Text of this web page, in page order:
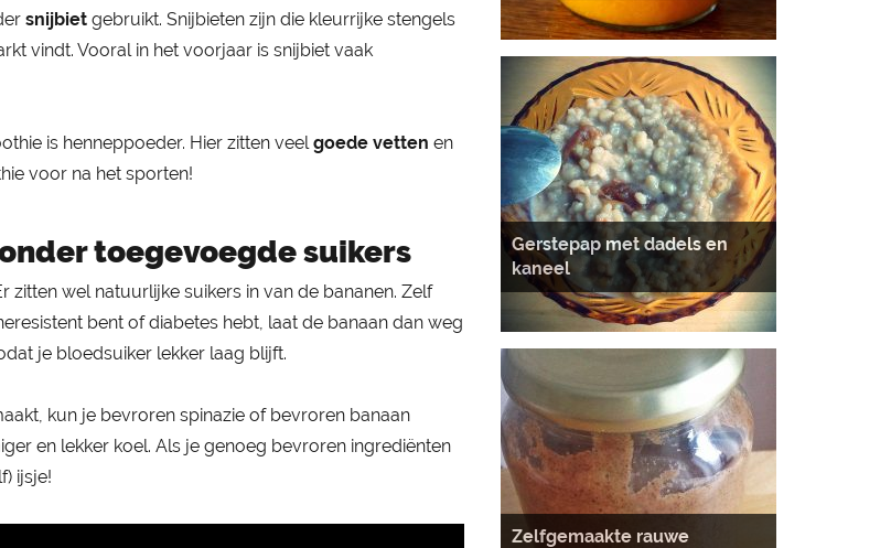
snijbiet gebruikt. Snijbieten zijn die kleurrijke stengels
vindt. Vooral in het voorjaar is snijbiet vaak
is henneppoeder. Hier zitten veelgoede vetten en
voor na het sporten!
toegevoegde suikers
zitten wel natuurlijke suikers in van de bananen. Zelf
bent of diabetes hebt, laat de banaan dan weg
je bloedsuiker lekker laag blijft.
kun je bevroren spinazie of bevroren banaan
en lekker koel. Als je genoeg bevroren ingrediënten
ijsje!
Gerstepap met dadels en
kaneel
Zelfgemaakte rauwe